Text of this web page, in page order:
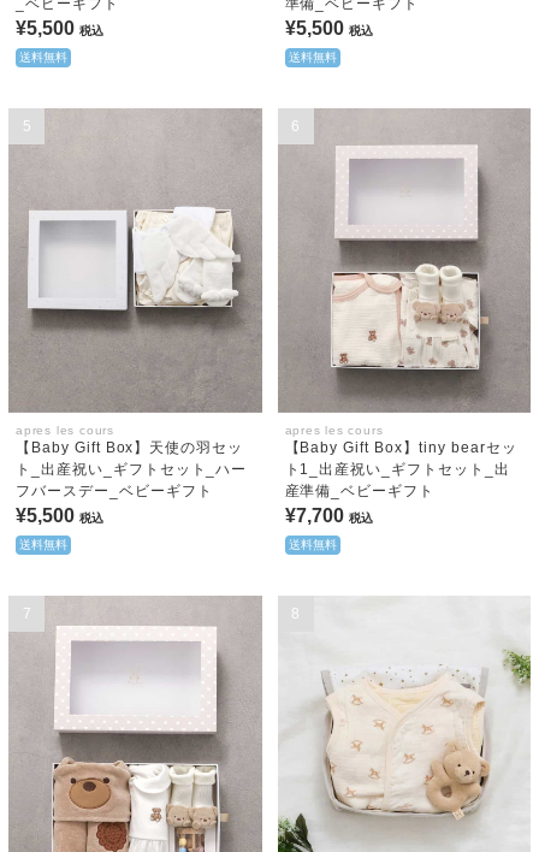
_ベビーギフト
¥5,500 税込
送料無料
準備_ベビーギフト
¥5,500 税込
送料無料
5
apres les cours
【Baby Gift Box】天使の羽セッ
ト_出産祝い_ギフトセット_ハー
フバースデー_ベビーギフト
¥5,500 税込
送料無料
6
apres les cours
【Baby Gift Box】tiny bearセッ
ト1_出産祝い_ギフトセット_出
産準備_ベビーギフト
¥7,700 税込
送料無料
7 8